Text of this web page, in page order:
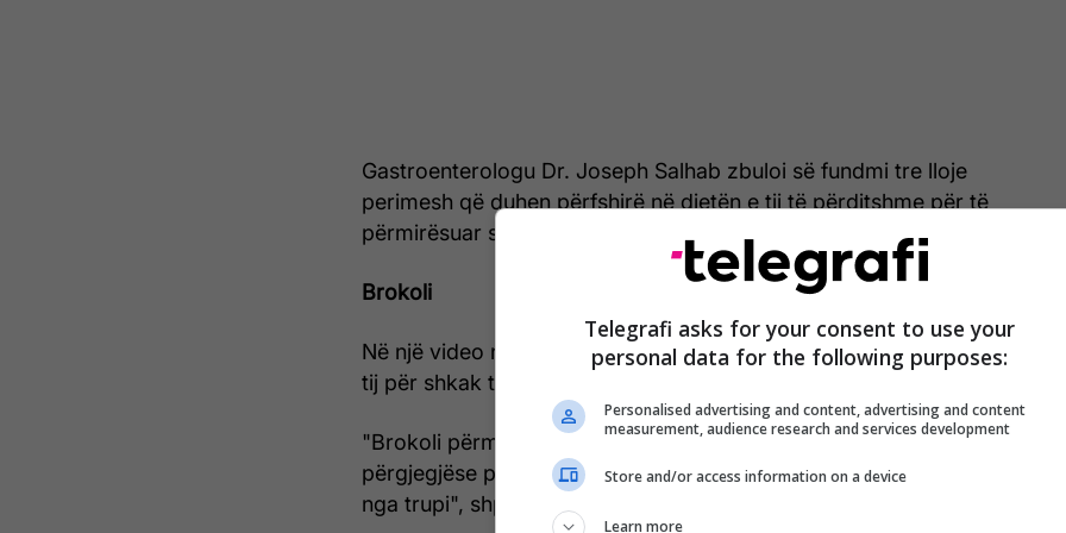
Gastroenterologu Dr. Joseph Salhab zbuloi së fundmi tre lloje
perimesh që duhen përfshirë në dietën e tij të përditshme për të
përmirësuar shëndetin e mëlçisë.
Brokoli
Në një video në TikTok, Dr. Salhab theksoi se brokoli kryeson listën e
tij për shkak të vetive të tij të fuqishme detoksifikuese.
"Brokoli përmban përbërësin sulforafan, i cili aktivizon enzimat
përgjegjëse për detoksifikimin e mëlçisë dhe largimin e toksinave
nga trupi", shpjegon ai.
Telegrafi asks for your consent to use your
personal data for the following purposes:
Personalised advertising and content, advertising and content
measurement, audience research and services development
Store and/or access information on a device
Learn more